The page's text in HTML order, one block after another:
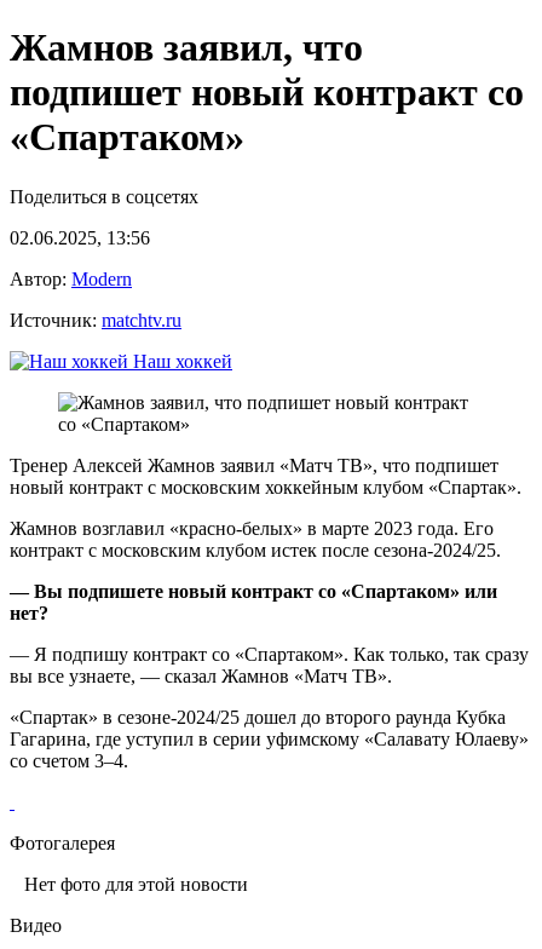
Жамнов заявил, что
подпишет новый контракт со
«Спартаком»
Поделиться в соцсетях
02.06.2025, 13:56
Автор: Modern
Источник: matchtv.ru
Наш хоккей
Тренер Алексей Жамнов заявил «Матч ТВ», что подпишет
новый контракт с московским хоккейным клубом «Спартак».
Жамнов возглавил «красно‑белых» в марте 2023 года. Его
контракт с московским клубом истек после сезона‑2024/25.
— Вы подпишете новый контракт со «Спартаком» или
нет?
— Я подпишу контракт со «Спартаком». Как только, так сразу
вы все узнаете, — сказал Жамнов «Матч ТВ».
«Спартак» в сезоне‑2024/25 дошел до второго раунда Кубка
Гагарина, где уступил в серии уфимскому «Салавату Юлаеву»
со счетом 3–4.
Фотогалерея
Нет фото для этой новости
Видео